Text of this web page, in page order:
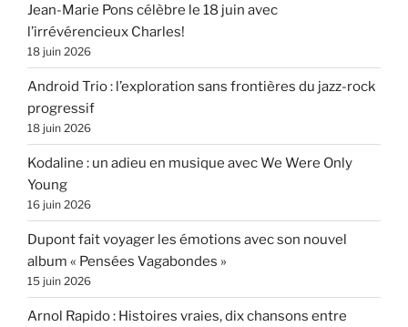
Jean-Marie Pons célèbre le 18 juin avec
l’irrévérencieux Charles!
18 juin 2026
Android Trio : l’exploration sans frontières du jazz-rock
progressif
18 juin 2026
Kodaline : un adieu en musique avec We Were Only
Young
16 juin 2026
Dupont fait voyager les émotions avec son nouvel
album « Pensées Vagabondes »
15 juin 2026
Arnol Rapido : Histoires vraies, dix chansons entre